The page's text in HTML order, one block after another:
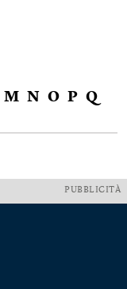
M N O P Q
PUBBLICITÀ